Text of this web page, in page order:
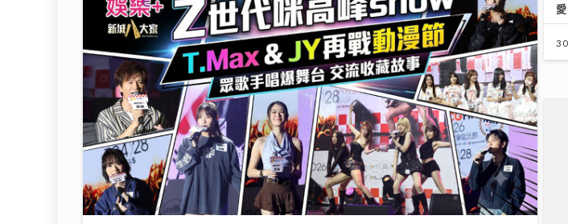
動漫節2026｜「新城廣播」大會指定全媒體 「Z 世代咪高峰show」以「我們
的收藏品」為主題 眾歌手傾力獻唱交流收藏故事
24/07/2026